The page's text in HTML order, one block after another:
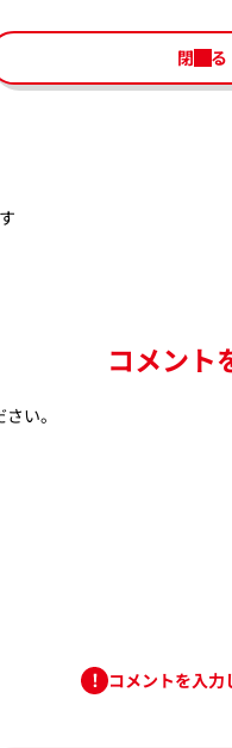
閉じる
コメント
い。
コメントを入力